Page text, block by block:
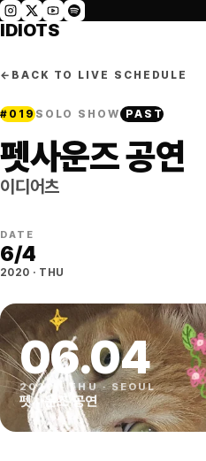
IDIOTS
← BACK TO LIVE SCHEDULE
# 019SOLO SHOW PAST
펫사운즈 공연
이디어츠
DATE
6/4
2020 · THU
06.04
2020 · THU·SEOUL
펫사운즈 공연